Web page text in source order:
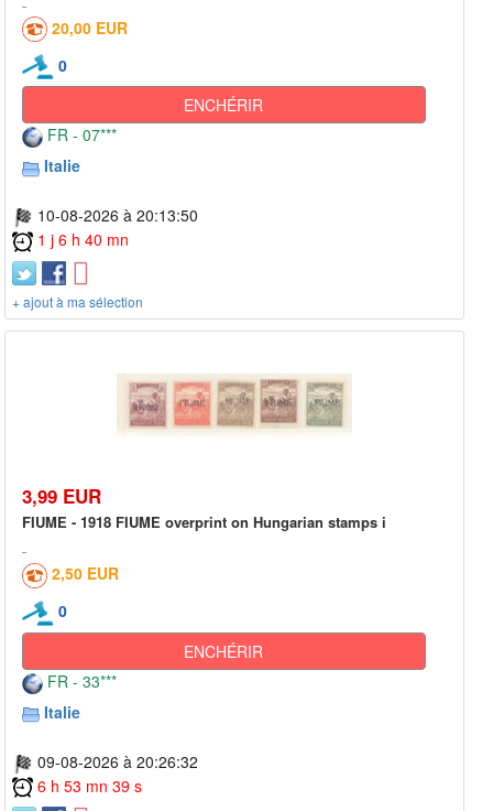
20,00 EUR
0
ENCHÉRIR
FR - 07***
Italie
10-08-2026 à 20:13:50
1 j 6 h 40 mn
+ ajout à ma sélection
3,99 EUR
FIUME - 1918 FIUME overprint on Hungarian stamps i
2,50 EUR
0
ENCHÉRIR
FR - 33***
Italie
09-08-2026 à 20:26:32
6 h 53 mn 39 s